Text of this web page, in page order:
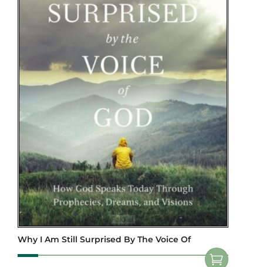
Why I Am Still Surprised By The Voice Of